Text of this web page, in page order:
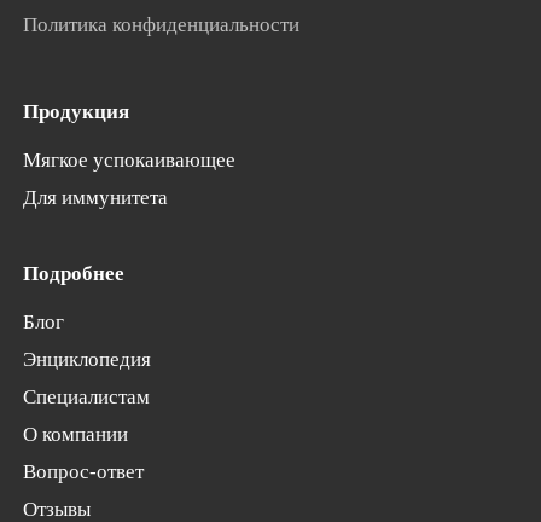
Политика конфиденциальности
Продукция
Мягкое успокаивающее
Для иммунитета
Подробнее
Блог
Энциклопедия
Специалистам
О компании
Вопрос-ответ
Отзывы